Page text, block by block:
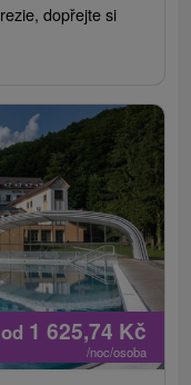
dopřejte si
od 1 625,74 Kč
/noc/osoba